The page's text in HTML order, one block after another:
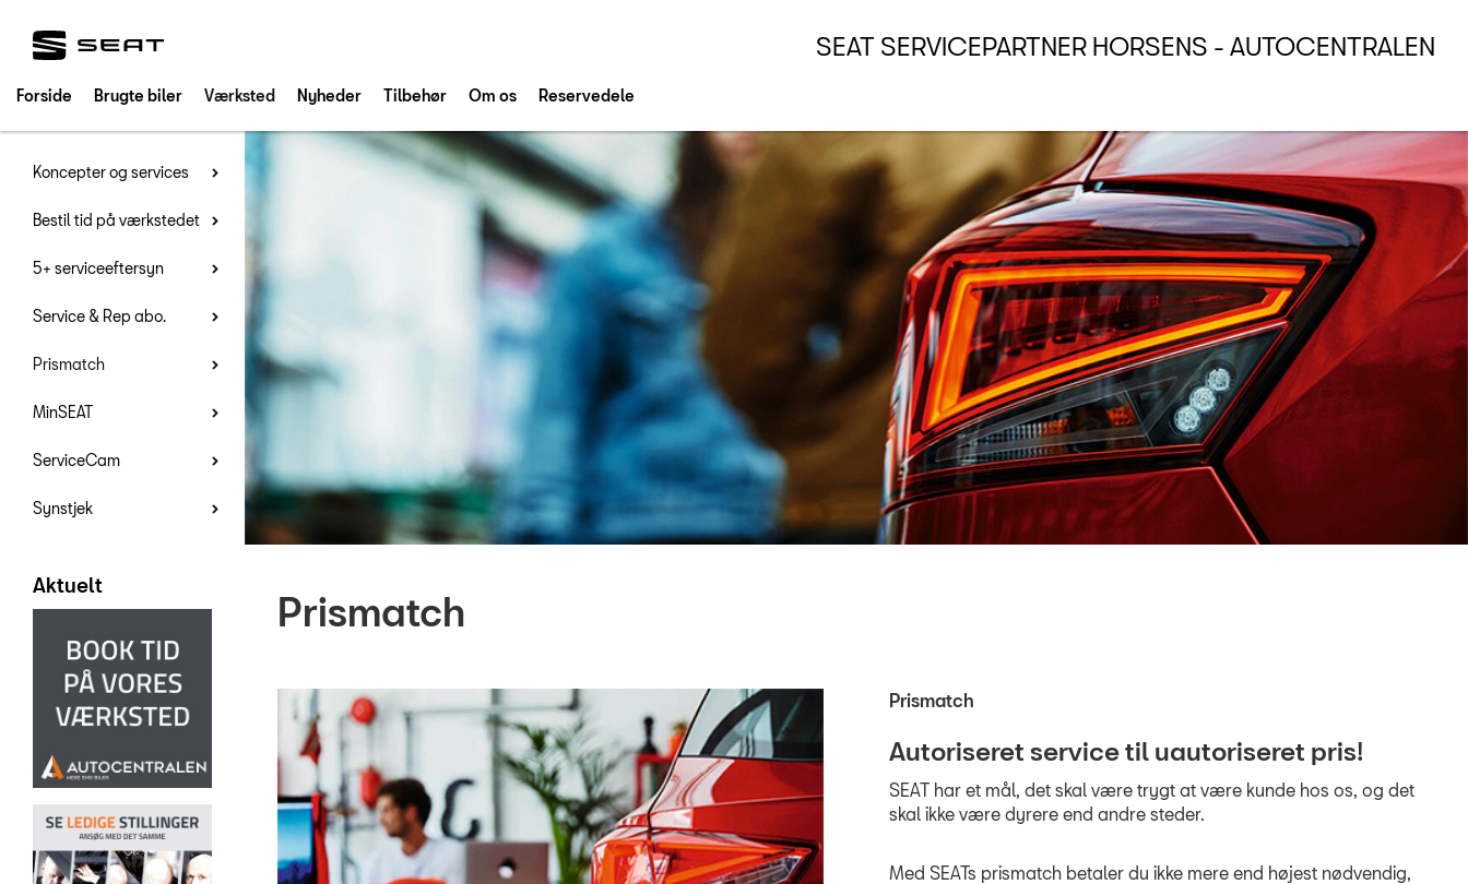
Forside Brugte biler Værksted Nyheder Tilbehør Om os Reservedele
SEAT SERVICEPARTNER HORSENS - AUTOCENTRALEN
Koncepter og services
Bestil tid på værkstedet
5+ serviceeftersyn
Service & Rep abo.
Prismatch
MinSEAT
ServiceCam
Synstjek
Aktuelt
Prismatch
Prismatch
Autoriseret service til uautoriseret pris!
SEAT har et mål, det skal være trygt at være kunde hos os, og det
skal ikke være dyrere end andre steder.
Med SEATs prismatch betaler du ikke mere end højest nødvendig,